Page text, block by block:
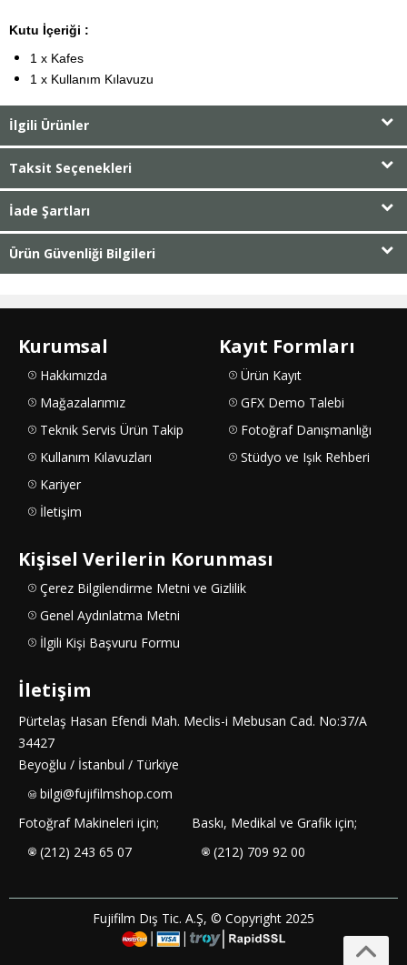
Kutu İçeriği :
1 x Kafes
1 x Kullanım Kılavuzu
İlgili Ürünler
Taksit Seçenekleri
İade Şartları
Ürün Güvenliği Bilgileri
Kurumsal
Hakkımızda
Mağazalarımız
Teknik Servis Ürün Takip
Kullanım Kılavuzları
Kariyer
İletişim
Kayıt Formları
Ürün Kayıt
GFX Demo Talebi
Fotoğraf Danışmanlığı
Stüdyo ve Işık Rehberi
Kişisel Verilerin Korunması
Çerez Bilgilendirme Metni ve Gizlilik
Genel Aydınlatma Metni
İlgili Kişi Başvuru Formu
İletişim
Pürtelaş Hasan Efendi Mah. Meclis-i Mebusan Cad. No:37/A
34427
Beyoğlu / İstanbul / Türkiye
bilgi@fujifilmshop.com
Fotoğraf Makineleri için;
(212) 243 65 07
Baskı, Medikal ve Grafik için;
(212) 709 92 00
Fujifilm Dış Tic. A.Ş, © Copyright 2025